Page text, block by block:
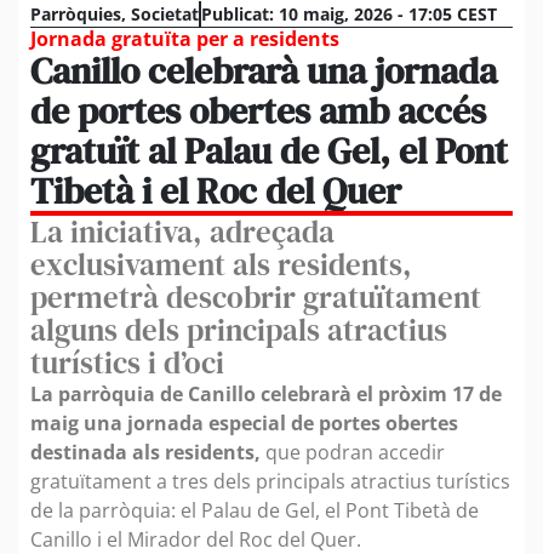
Parròquies, SocietatPublicat: 10 maig, 2026 - 17:05 CEST
Jornada gratuïta per a residents
Canillo celebrarà una jornada
de portes obertes amb accés
gratuït al Palau de Gel, el Pont
Tibetà i el Roc del Quer
La iniciativa, adreçada
exclusivament als residents,
permetrà descobrir gratuïtament
alguns dels principals atractius
turístics i d’oci
La parròquia de Canillo celebrarà el pròxim 17 de
maig una jornada especial de portes obertes
destinada als residents, que podran accedir
gratuïtament a tres dels principals atractius turístics
de la parròquia: el Palau de Gel, el Pont Tibetà de
Canillo i el Mirador del Roc del Quer.